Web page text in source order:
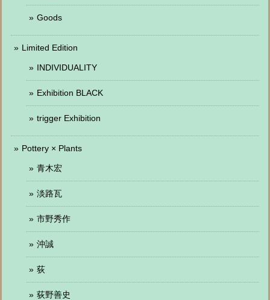
Goods
Limited Edition
INDIVIDUALITY
Exhibition BLACK
trigger Exhibition
Pottery × Plants
青木宏
淡路瓦
市野秀作
沖誠
荻
荻野善史